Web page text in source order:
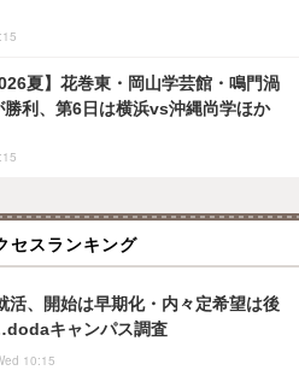
夏】花巻東・岡山学芸館・鳴門渦
勝利、第6日は横浜vs沖縄尚学ほか
セスランキング
活、開始は早期化・内々定希望は後
キャンパス調査
10:15